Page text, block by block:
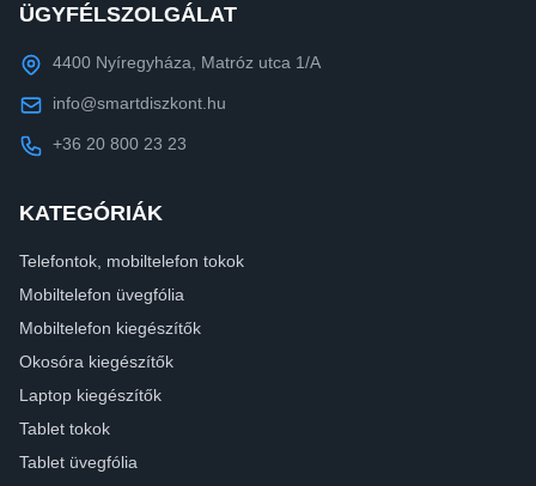
ÜGYFÉLSZOLGÁLAT
4400 Nyíregyháza, Matróz utca 1/A
info@smartdiszkont.hu
+36 20 800 23 23
KATEGÓRIÁK
Telefontok, mobiltelefon tokok
Mobiltelefon üvegfólia
Mobiltelefon kiegészítők
Okosóra kiegészítők
Laptop kiegészítők
Tablet tokok
Tablet üvegfólia